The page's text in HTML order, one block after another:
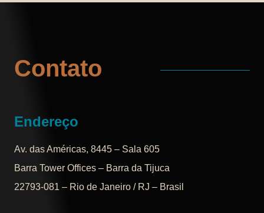
Contato
Endereço
Av. das Américas, 8445 – Sala 605
Barra Tower Offices – Barra da Tijuca
22793-081 – Rio de Janeiro / RJ – Brasil